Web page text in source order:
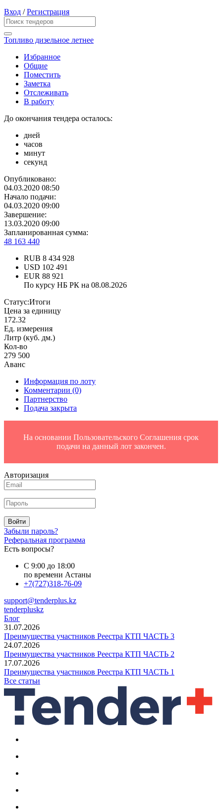
Вход /Регистрация
Топливо дизельное летнее
Избранное
Общие
Поместить
Заметка
Отслеживать
В работу
До окончания тендера осталось:
дней
часов
минут
секунд
Опубликовано:
04.03.2020 08:50
Начало подачи:
04.03.2020 09:00
Завершение:
13.03.2020 09:00
Запланированная сумма:
48 163 440
RUB 8 434 928
USD 102 491
EUR 88 921
По курсу НБ РК на 08.08.2026
Статус:Итоги
Цена за единицу
172.32
Ед. измерения
Литр (куб. дм.)
Кол-во
279 500
Аванс
Информация по лоту
Комментарии (0)
Партнерство
Подача закрыта
На основании Пользовательского Соглашения срок
подачи на данный лот закончен.
Авторизация
Войти
Забыли пароль?
Реферальная программа
Есть вопросы?
С 9:00 до 18:00
по времени Астаны
+7(727)318-76-09
support@tenderplus.kz
tenderpluskz
Блог
31.07.2026
Преимущества участников Реестра КТП ЧАСТЬ 3
24.07.2026
Преимущества участников Реестра КТП ЧАСТЬ 2
17.07.2026
Преимущества участников Реестра КТП ЧАСТЬ 1
Все статьи